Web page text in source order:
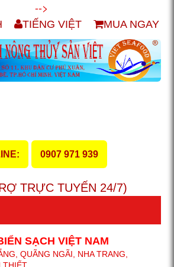
-->
MUA NGAY
TIẾNG VIỆT
0907 971 939
TRỰC TUYẾN 24/7)
SẠCH VIỆT NAM
QUÃNG NGÃI, NHA TRANG,